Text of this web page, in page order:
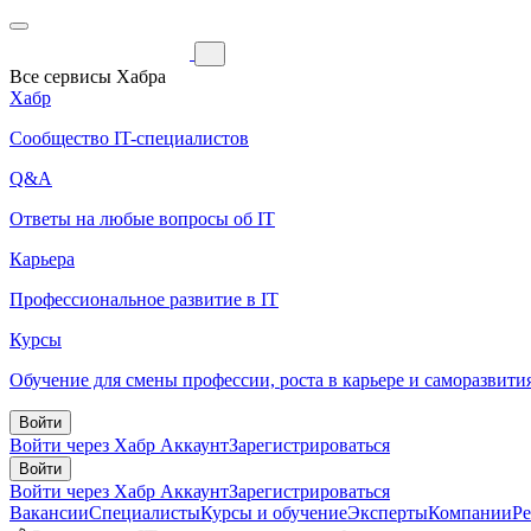
Все сервисы Хабра
Хабр
Сообщество IT-специалистов
Q&A
Ответы на любые вопросы об IT
Карьера
Профессиональное развитие в IT
Курсы
Обучение для смены профессии, роста в карьере и
Войти
Войти через Хабр АккаунтЗарегистрироваться
Войти
Войти через Хабр АккаунтЗарегистрироваться
ВакансииСпециалистыКурсы и обучениеЭкспертыКомпании